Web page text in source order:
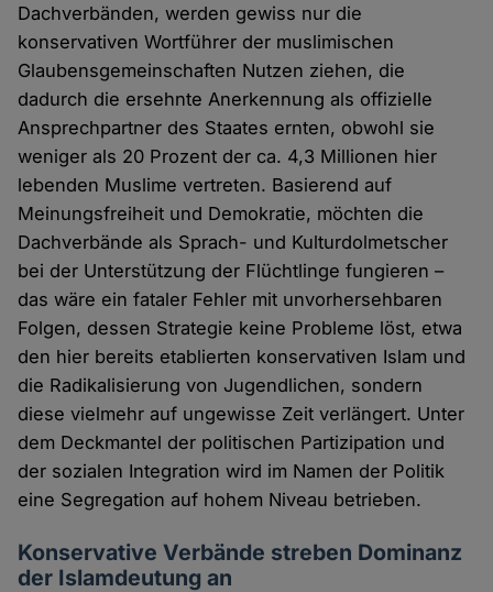
Dachverbänden, werden gewiss nur die
konservativen Wortführer der muslimischen
Glaubensgemeinschaften Nutzen ziehen, die
dadurch die ersehnte Anerkennung als offizielle
Ansprechpartner des Staates ernten, obwohl sie
weniger als 20 Prozent der ca. 4,3 Millionen hier
lebenden Muslime vertreten. Basierend auf
Meinungsfreiheit und Demokratie, möchten die
Dachverbände als Sprach- und Kulturdolmetscher
bei der Unterstützung der Flüchtlinge fungieren –
das wäre ein fataler Fehler mit unvorhersehbaren
Folgen, dessen Strategie keine Probleme löst, etwa
den hier bereits etablierten konservativen Islam und
die Radikalisierung von Jugendlichen, sondern
diese vielmehr auf ungewisse Zeit verlängert. Unter
dem Deckmantel der politischen Partizipation und
der sozialen Integration wird im Namen der Politik
eine Segregation auf hohem Niveau betrieben.
Konservative Verbände streben Dominanz
der Islamdeutung an